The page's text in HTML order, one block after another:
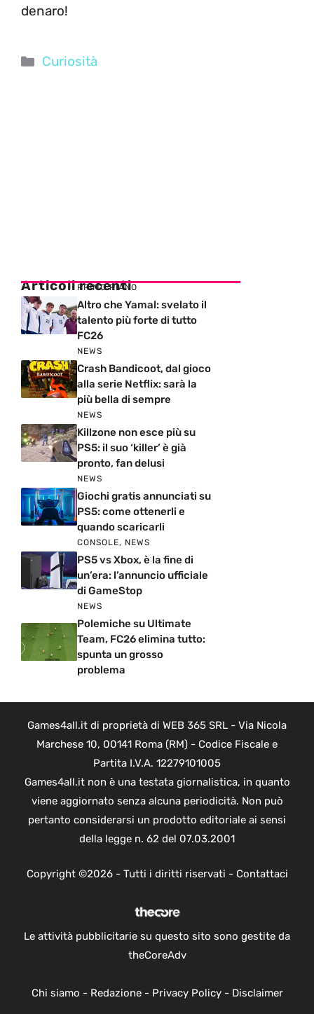
denaro!
Categorie
Curiosità
Articoli recenti
PRIMO PIANO
Altro che Yamal: svelato il
talento più forte di tutto
FC26
NEWS
Crash Bandicoot, dal gioco
alla serie Netflix: sarà la
più bella di sempre
NEWS
Killzone non esce più su
PS5: il suo ‘killer’ è già
pronto, fan delusi
NEWS
Giochi gratis annunciati su
PS5: come ottenerli e
quando scaricarli
CONSOLE, NEWS
PS5 vs Xbox, è la fine di
un’era: l’annuncio ufficiale
di GameStop
NEWS
Polemiche su Ultimate
Team, FC26 elimina tutto:
spunta un grosso
problema
Games4all.it di proprietà di WEB 365 SRL - Via Nicola
Marchese 10, 00141 Roma (RM) - Codice Fiscale e
Partita I.V.A. 12279101005
Games4all.it non è una testata giornalistica, in quanto
viene aggiornato senza alcuna periodicità. Non può
pertanto considerarsi un prodotto editoriale ai sensi
della legge n. 62 del 07.03.2001
Copyright ©2026 - Tutti i diritti riservati - Contattaci
Le attività pubblicitarie su questo sito sono gestite da
theCoreAdv
Chi siamo - Redazione- Privacy Policy- Disclaimer